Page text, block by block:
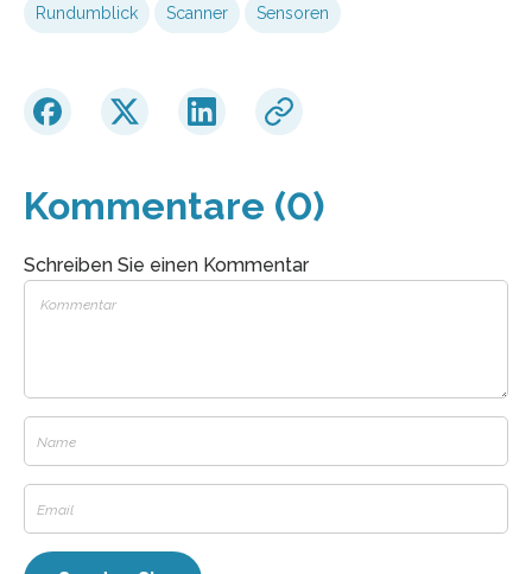
Rundumblick Scanner Sensoren
Kommentare (0)
Schreiben Sie einen Kommentar